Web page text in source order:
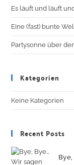
Es läuft und läuft
Eine (fast) bunte
Partysonne über
Kategorien
Keine Kategorien
Recent Posts